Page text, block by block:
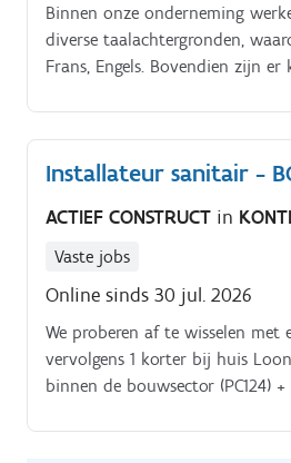
Binnen onze onderneming
diverse taalachtergronden,
Frans, Engels. Bovendien zijn
Installateur sanitair -
ACTIEF CONSTRUCT in
Vaste jobs
Online sinds 30 jul. 2026
We proberen af te wisselen met
vervolgens 1 korter bij huis
binnen de bouwsector (PC124)